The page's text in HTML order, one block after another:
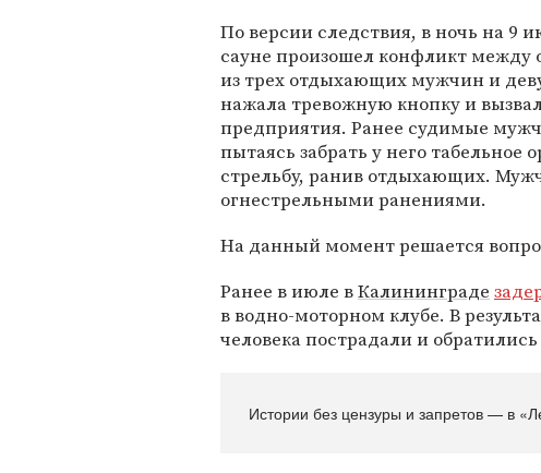
По версии следствия, в ночь на 9
сауне произошел конфликт между
из трех отдыхающих мужчин и
нажала тревожную кнопку и
предприятия. Ранее судимые
пытаясь забрать у него табельное
стрельбу, ранив отдыхающих.
огнестрельными ранениями.
На данный момент решается
Ранее в июле вКалининграде
в водно-моторном клубе. В
человека пострадали и
Истории без цензуры и запретов — в